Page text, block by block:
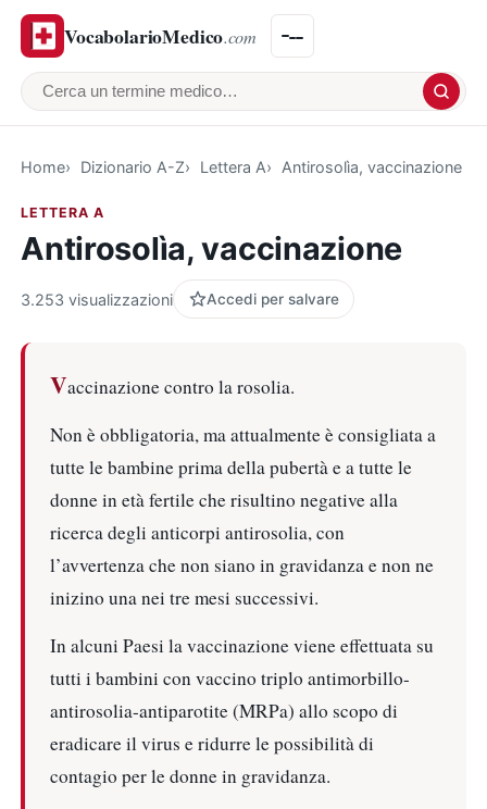
VocabolarioMedico.com
Cerca un termine medico
Home Dizionario A-Z Lettera A Antirosolìa, vaccinazione
LETTERA A
Antirosolìa, vaccinazione
3.253 visualizzazioni Accedi per salvare
Vaccinazione contro la rosolia.
Non è obbligatoria, ma attualmente è consigliata a
tutte le bambine prima della pubertà e a tutte le
donne in età fertile che risultino negative alla
ricerca degli anticorpi antirosolia, con
l’avvertenza che non siano in gravidanza e non ne
inizino una nei tre mesi successivi.
In alcuni Paesi la vaccinazione viene effettuata su
tutti i bambini con vaccino triplo antimorbillo-
antirosolia-antiparotite (MRPa) allo scopo di
eradicare il virus e ridurre le possibilità di
contagio per le donne in gravidanza.